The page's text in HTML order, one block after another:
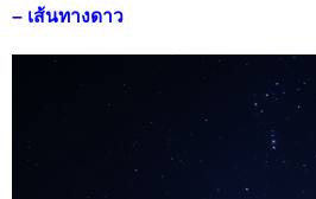
– เส้นทางดาว